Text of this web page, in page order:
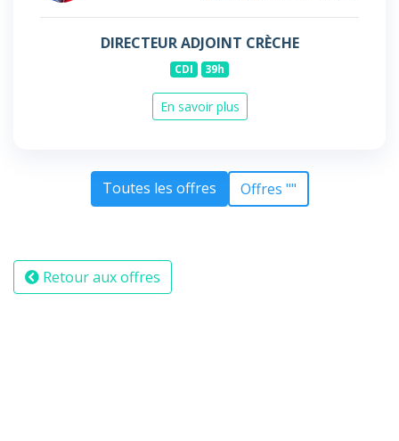
DIRECTEUR ADJOINT CRÈCHE
CDI 39h
En savoir plus
Toutes les offres Offres ""
Retour aux offres